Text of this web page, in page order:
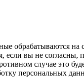
обрабатываются на
если вы не согласны,
случае это
персональных